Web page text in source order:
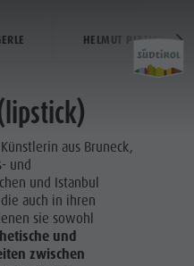
HELMUT PIZZININI
aus Bruneck,
und
und Istanbul
auch in ihren
sie sowohl
und
zwischen